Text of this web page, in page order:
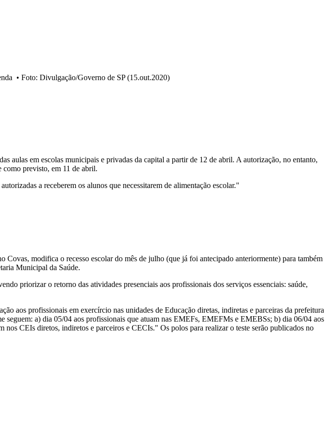
• Foto: Divulgação/Governo de SP (15.out.2020)
aulas em escolas municipais e privadas da capital a partir de 12 de abril. A autorização, no entanto,
como previsto, em 11 de abril.
a receberem os alunos que necessitarem de alimentação escolar."
modifica o recesso escolar do mês de julho (que já foi antecipado anteriormente) para também
Municipal da Saúde.
priorizar o retorno das atividades presenciais aos profissionais dos serviços essenciais: saúde,
aos profissionais em exercírcio nas unidades de Educação diretas, indiretas e parceiras da prefeitura
seguem: a) dia 05/04 aos profissionais que atuam nas EMEFs, EMEFMs e EMEBSs; b) dia 06/04 aos
CEIs diretos, indiretos e parceiros e CECIs." Os polos para realizar o teste serão publicados no